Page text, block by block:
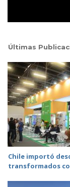
Últimas
Chile importó
transformados